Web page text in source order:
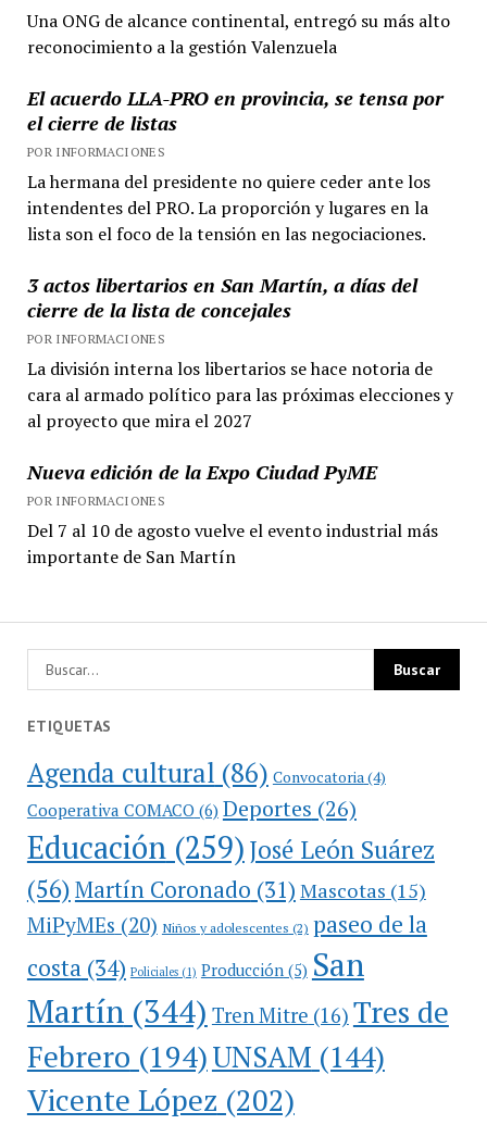
Una ONG de alcance continental, entregó su más alto
reconocimiento a la gestión Valenzuela
El acuerdo LLA-PRO en provincia, se tensa por
el cierre de listas
POR INFORMACIONES
La hermana del presidente no quiere ceder ante los
intendentes del PRO. La proporción y lugares en la
lista son el foco de la tensión en las negociaciones.
3 actos libertarios en San Martín, a días del
cierre de la lista de concejales
POR INFORMACIONES
La división interna los libertarios se hace notoria de
cara al armado político para las próximas elecciones y
al proyecto que mira el 2027
Nueva edición de la Expo Ciudad PyME
POR INFORMACIONES
Del 7 al 10 de agosto vuelve el evento industrial más
importante de San Martín
ETIQUETAS
Agenda cultural (86) Convocatoria (4)
Cooperativa COMACO(6) Deportes (26)
Educación(259)José León Suárez
(56)Martín Coronado (31) Mascotas (15)
MiPyMEs (20) Niños y adolescentes (2) paseo de la
costa(34) Policiales(1) Producción(5) San
Martín(344) Tren Mitre (16) Tres de
Febrero (194)UNSAM (144)
Vicente López (202)